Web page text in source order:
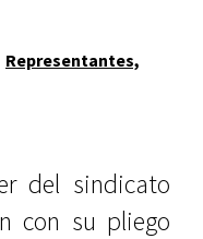
Representantes,
del sindicato
con su pliego